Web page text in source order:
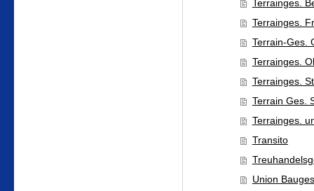
Terrainges.
Terrainges.
Terrain-Ges.
Terrainges.
Terrainges.
Terrain Ges.
Terrainges.
Transito
Union